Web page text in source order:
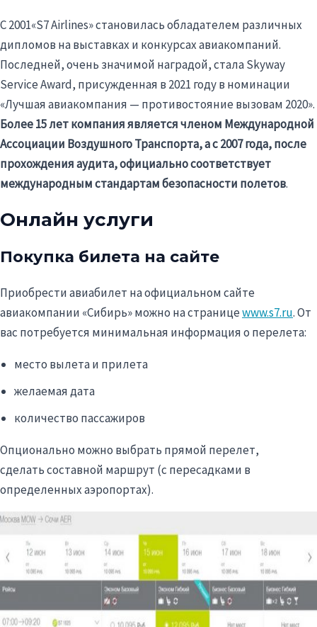
С 2001«S7Airlines» становилась обладателем различных
дипломов на выставках и конкурсах авиакомпаний.
Последней, очень значимой наградой, стала Skyway
Service Award, присужденная в 2021 году в номинации
«Лучшая авиакомпания — противостояние вызовам 2020».
Более 15 лет компания является членом Международной
Ассоциации Воздушного Транспорта, а с 2007 года, после
прохождения аудита, официально соответствует
международным стандартам безопасности полетов.
Онлайн услуги
Покупка билета на сайте
Приобрести авиабилет на официальном сайте
авиакомпании «Сибирь» можно на страницеwww.s7.ru. От
вас потребуется минимальная информация о перелета:
место вылета и прилета
желаемая дата
количество пассажиров
Опционально можно выбрать прямой перелет,
сделать составной маршрут (с пересадками в
определенных аэропортах).